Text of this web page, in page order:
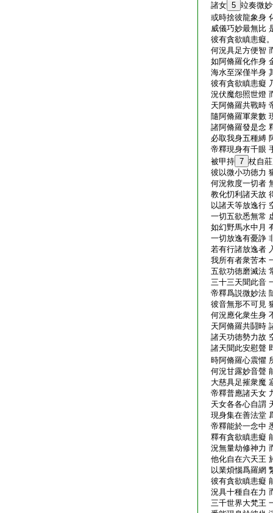
諸女 5 竝奏微
或時捨彼龍象身
威儀巧妙最無比
彼有貪欲瞋恚癡
何況具足方便智
如阿脩羅化作身
海水至深僅半身
彼有貪欲瞋恚癡
況伏魔怨照世燈
天阿脩羅共戰時
隨阿脩羅軍衆數
諸阿脩羅發是念
必取我身五種縛
帝釋現身有千眼
被甲持 7 杖自
彼以微小功徳力
何況救度一切者
教化忉利諸天故
以諸天等放逸行
一切五欲悉無常
如幻野馬水中月
一切放逸有憂諍
若有行諸放逸者
我所有者衆苦本
五欲功徳磨滅法
三十三天聞此音
帝釋爲説微妙法
彼音無形不可見
何況應化衆生身
天阿脩羅共鬪時
諸天功徳勢力故
諸天聞此安慰聲
時阿脩羅心震懼
何況甘露妙音聲
大慈具足摧衆魔
帝釋普應諸天女
天女各各心自謂
現身集在善法堂
帝釋能於一念中
釋有貪欲瞋恚癡
況無量劫修神力
他化自在六天王
以業煩惱爲羅網
彼有貪欲瞋恚癡
況具十種自在力
三千世界大梵王